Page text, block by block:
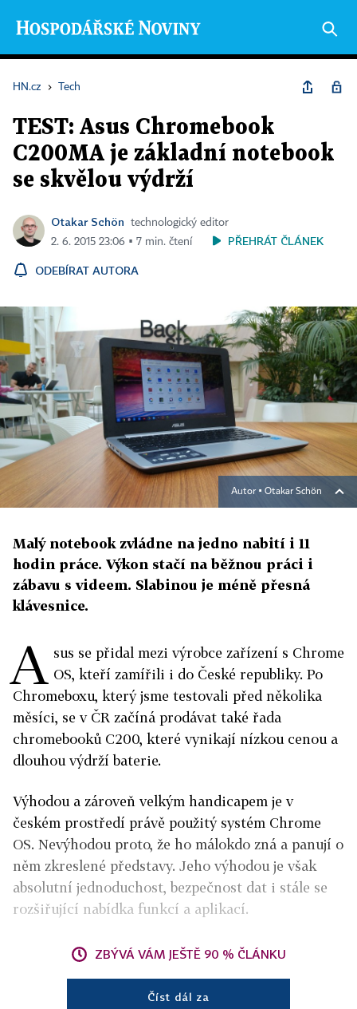
HN.cz › Tech
TEST: Asus Chromebook
C200MA je základní notebook
se skvělou výdrží
Otakar Schön
technologický editor
2. 6. 2015 23:06 ▪ 7 min. čtení
PŘEHRÁT ČLÁNEK
ODEBÍRAT AUTORA
Autor ▪ Otakar Schön
Malý notebook zvládne na jedno nabití i 11
hodin práce. Výkon stačí na běžnou práci i
zábavu s videem. Slabinou je méně přesná
klávesnice.
A sus se přidal mezi výrobce zařízení s Chrome
OS, kteří zamířili i do České republiky. Po
Chromeboxu, který jsme testovali před několika
měsíci, se v ČR začíná prodávat také řada
chromebooků C200, které vynikají nízkou cenou a
dlouhou výdrží baterie.
Výhodou a zároveň velkým handicapem je v
českém prostředí právě použitý systém Chrome
OS. Nevýhodou proto, že ho málokdo zná a panují o
něm zkreslené představy. Jeho výhodou je však
absolutní jednoduchost, bezpečnost dat i stále se
rozšiřující nabídka funkcí a aplikací.
ZBÝVÁ VÁM JEŠTĚ 90 % ČLÁNKU
Číst dál za